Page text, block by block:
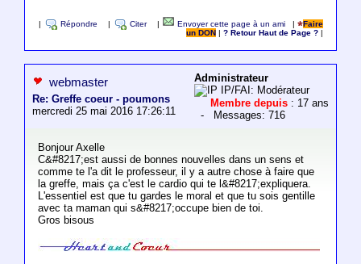
Répondre Citer Envoyer cette page à un ami |
Faire
un DON
|? Retour Haut de Page ?
webmaster
Re: Greffe coeur - poumons
mercredi 25 mai 2016 17:26:11
Administrateur
IP/FAI: Modérateur
Membre depuis : 17 ans
- Messages: 716
Bonjour Axelle
C&#8217;est aussi de bonnes nouvelles dans un sens et
comme te l'a dit le professeur, il y a autre chose à faire que
la greffe, mais ça c'est le cardio qui te l&#8217;expliquera.
L'essentiel est que tu gardes le moral et que tu sois gentille
avec ta maman qui s&#8217;occupe bien de toi.
Gros bisous